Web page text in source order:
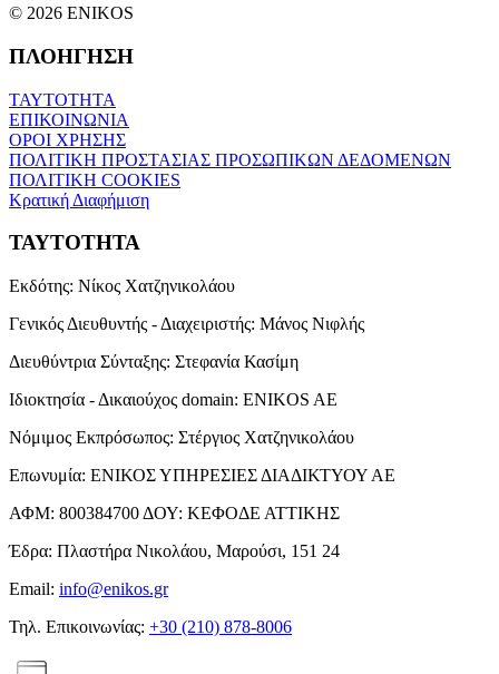
© 2026 ENIKOS
ΠΛΟΗΓΗΣΗ
ΤΑΥΤΟΤΗΤΑ
ΕΠΙΚΟΙΝΩΝΙΑ
ΟΡΟΙ ΧΡΗΣΗΣ
ΠΟΛΙΤΙΚΗ ΠΡΟΣΤΑΣΙΑΣ ΠΡΟΣΩΠΙΚΩΝ ΔΕΔΟΜΕΝΩΝ
ΠΟΛΙΤΙΚΗ COOKIES
Κρατική Διαφήμιση
ΤΑΥΤΟΤΗΤΑ
Εκδότης: Νίκος Χατζηνικολάου
Γενικός Διευθυντής - Διαχειριστής: Μάνος Νιφλής
Διευθύντρια Σύνταξης: Στεφανία Κασίμη
Ιδιοκτησία - Δικαιούχος domain: ENIKOS AE
Νόμιμος Εκπρόσωπος: Στέργιος Χατζηνικολάου
Επωνυμία: ΕΝΙΚΟΣ ΥΠΗΡΕΣΙΕΣ ΔΙΑΔΙΚΤΥΟΥ ΑΕ
ΑΦΜ: 800384700 ΔΟΥ: ΚΕΦΟΔΕ ΑΤΤΙΚΗΣ
Έδρα: Πλαστήρα Νικολάου, Μαρούσι, 151 24
Email: info@enikos.gr
Τηλ. Επικοινωνίας: +30 (210) 878-8006